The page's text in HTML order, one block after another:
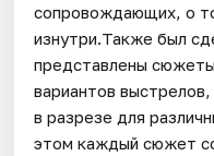
сопровождающих, о
изнутри.Также был
представлены
вариантов
в разрезе для
этом каждый сюжет